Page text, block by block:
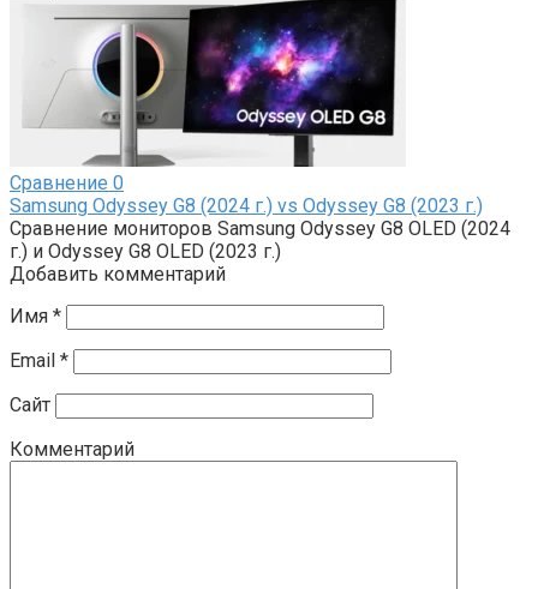
Сравнение 0
Samsung Odyssey G8 (2024 г.) vs Odyssey G8 (2023 г.)
Сравнение мониторов Samsung Odyssey G8 OLED (2024
г.) и Odyssey G8 OLED (2023 г.)
Добавить комментарий
Имя *
Email *
Сайт
Комментарий